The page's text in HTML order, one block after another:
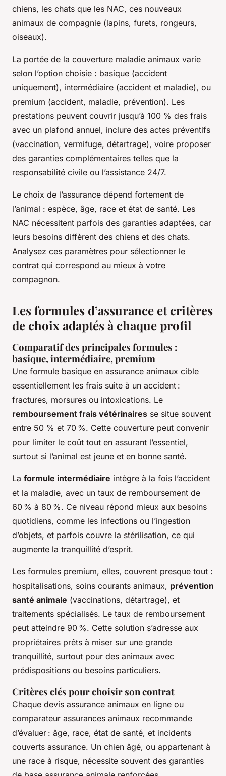
chiens, les chats que les NAC, ces nouveaux
animaux de compagnie (lapins, furets, rongeurs,
oiseaux).
La portée de la couverture maladie animaux varie
selon l’option choisie : basique (accident
uniquement), intermédiaire (accident et maladie), ou
premium (accident, maladie, prévention). Les
prestations peuvent couvrir jusqu’à 100 % des frais
avec un plafond annuel, inclure des actes préventifs
(vaccination, vermifuge, détartrage), voire proposer
des garanties complémentaires telles que la
responsabilité civile ou l’assistance 24/7.
Le choix de l’assurance dépend fortement de
l’animal : espèce, âge, race et état de santé. Les
NAC nécessitent parfois des garanties adaptées, car
leurs besoins diffèrent des chiens et des chats.
Analysez ces paramètres pour sélectionner le
contrat qui correspond au mieux à votre
compagnon.
Les formules d’assurance et critères
de choix adaptés à chaque profil
Comparatif des principales formules :
basique, intermédiaire, premium
Une formule basique en assurance animaux cible
essentiellement les frais suite à un accident :
fractures, morsures ou intoxications. Le
remboursement frais vétérinaires se situe souvent
entre 50 % et 70 %. Cette couverture peut convenir
pour limiter le coût tout en assurant l’essentiel,
surtout si l’animal est jeune et en bonne santé.
La formule intermédiaire intègre à la fois l’accident
et la maladie, avec un taux de remboursement de
60 % à 80 %. Ce niveau répond mieux aux besoins
quotidiens, comme les infections ou l’ingestion
d’objets, et parfois couvre la stérilisation, ce qui
augmente la tranquillité d’esprit.
Les formules premium, elles, couvrent presque tout :
hospitalisations, soins courants animaux, prévention
santé animale (vaccinations, détartrage), et
traitements spécialisés. Le taux de remboursement
peut atteindre 90 %. Cette solution s’adresse aux
propriétaires prêts à miser sur une grande
tranquillité, surtout pour des animaux avec
prédispositions ou besoins particuliers.
Critères clés pour choisir son contrat
Chaque devis assurance animaux en ligne ou
comparateur assurances animaux recommande
d’évaluer : âge, race, état de santé, et incidents
couverts assurance. Un chien âgé, ou appartenant à
une race à risque, nécessite souvent des garanties